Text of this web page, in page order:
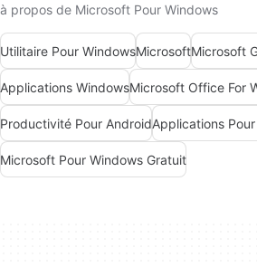
à propos de Microsoft Pour Windows
Utilitaire Pour WindowsMicrosoftMicrosoft
Applications WindowsMicrosoft Office For
Productivité Pour AndroidApplications
Microsoft Pour Windows Gratuit